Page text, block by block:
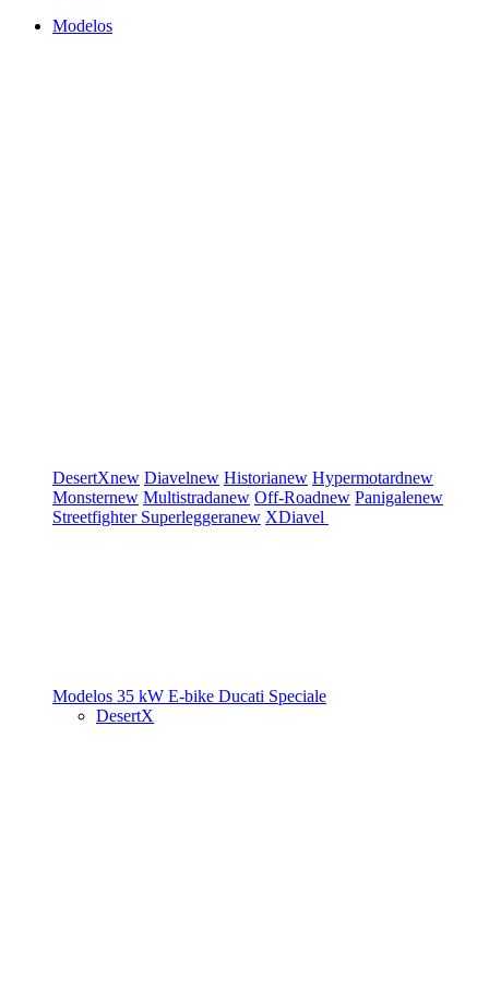
Modelos
DesertXnew Diavelnew Historianew Hypermotardnew
Monsternew Multistradanew Off-Roadnew Panigalenew
Streetfighter Superleggeranew XDiavel
Modelos 35 kW E-bike Ducati Speciale
DesertX